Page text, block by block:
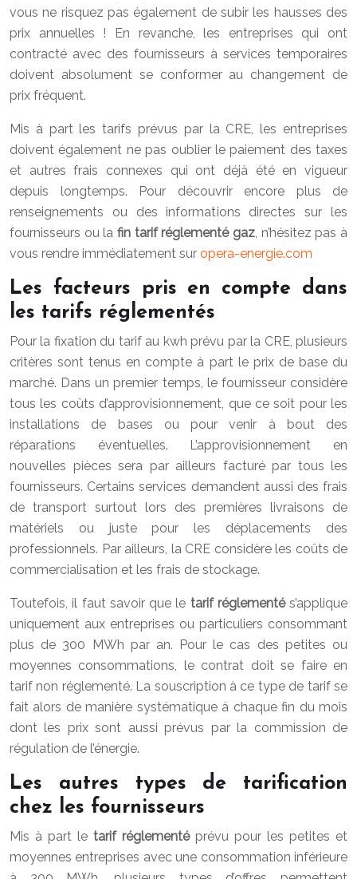
vous ne risquez pas également de subir les hausses des
prix annuelles ! En revanche, les entreprises qui ont
contracté avec des fournisseurs à services temporaires
doivent absolument se conformer au changement de
prix fréquent.
Mis à part les tarifs prévus par la CRE, les entreprises
doivent également ne pas oublier le paiement des taxes
et autres frais connexes qui ont déjà été en vigueur
depuis longtemps. Pour découvrir encore plus de
renseignements ou des informations directes sur les
fournisseurs ou la fin tarif réglementé gaz , n’hésitez pas à
vous rendre immédiatement sur opera-energie.com
Les facteurs pris en compte dans
les tarifs réglementés
Pour la fixation du tarif au kwh prévu par la CRE, plusieurs
critères sont tenus en compte à part le prix de base du
marché. Dans un premier temps, le fournisseur considère
tous les coûts d’approvisionnement, que ce soit pour les
installations de bases ou pour venir à bout des
réparations éventuelles. L’approvisionnement en
nouvelles pièces sera par ailleurs facturé par tous les
fournisseurs. Certains services demandent aussi des frais
de transport surtout lors des premières livraisons de
matériels ou juste pour les déplacements des
professionnels. Par ailleurs, la CRE considère les coûts de
commercialisation et les frais de stockage.
Toutefois, il faut savoir que le tarif réglementés’applique
uniquement aux entreprises ou particuliers consommant
plus de 300 MWh par an. Pour le cas des petites ou
moyennes consommations, le contrat doit se faire en
tarif non réglementé. La souscription à ce type de tarif se
fait alors de manière systématique à chaque fin du mois
dont les prix sont aussi prévus par la commission de
régulation de l’énergie.
Les autres types de tarification
chez les fournisseurs
Mis à part le tarif réglementéprévu pour les petites et
moyennes entreprises avec une consommation inférieure